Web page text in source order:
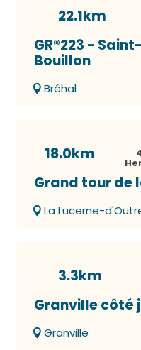
22.1km
GR®223 -
Bouillon
Bréhal
18.0km
Grand tour de
La Lucerne-
3.3km
Granville côté
Granville